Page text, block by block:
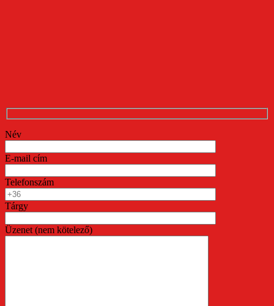
Név
E-mail cím
Telefonszám
Tárgy
Üzenet (nem kötelező)